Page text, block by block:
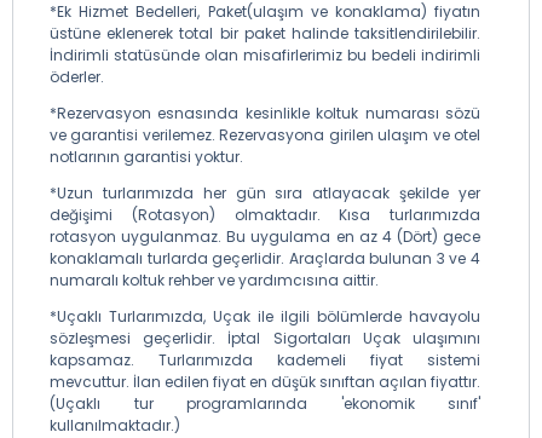
*Ek Hizmet Bedelleri, Paket(ulaşım ve konaklama) fiyatın
üstüne eklenerek total bir paket halinde taksitlendirilebilir.
İndirimli statüsünde olan misafirlerimiz bu bedeli indirimli
öderler.
*Rezervasyon esnasında kesinlikle koltuk numarası sözü
ve garantisi verilemez. Rezervasyona girilen ulaşım ve otel
notlarının garantisi yoktur.
*Uzun turlarımızda her gün sıra atlayacak şekilde yer
değişimi (Rotasyon) olmaktadır. Kısa turlarımızda
rotasyon uygulanmaz. Bu uygulama en az 4 (Dört) gece
konaklamalı turlarda geçerlidir. Araçlarda bulunan 3 ve 4
numaralı koltuk rehber ve yardımcısına aittir.
*Uçaklı Turlarımızda, Uçak ile ilgili bölümlerde havayolu
sözleşmesi geçerlidir. İptal Sigortaları Uçak ulaşımını
kapsamaz. Turlarımızda kademeli fiyat sistemi
mevcuttur. İlan edilen fiyat en düşük sınıftan açılan fiyattır.
(Uçaklı tur programlarında 'ekonomik sınıf'
kullanılmaktadır.)